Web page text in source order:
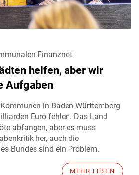
Finanznot
helfen, aber wir
Aufgaben
in Baden-Württemberg
Euro fehlen. Das Land
abfangen, aber es muss
her, auch die
Bundes sind ein Problem.
MEHR LESEN